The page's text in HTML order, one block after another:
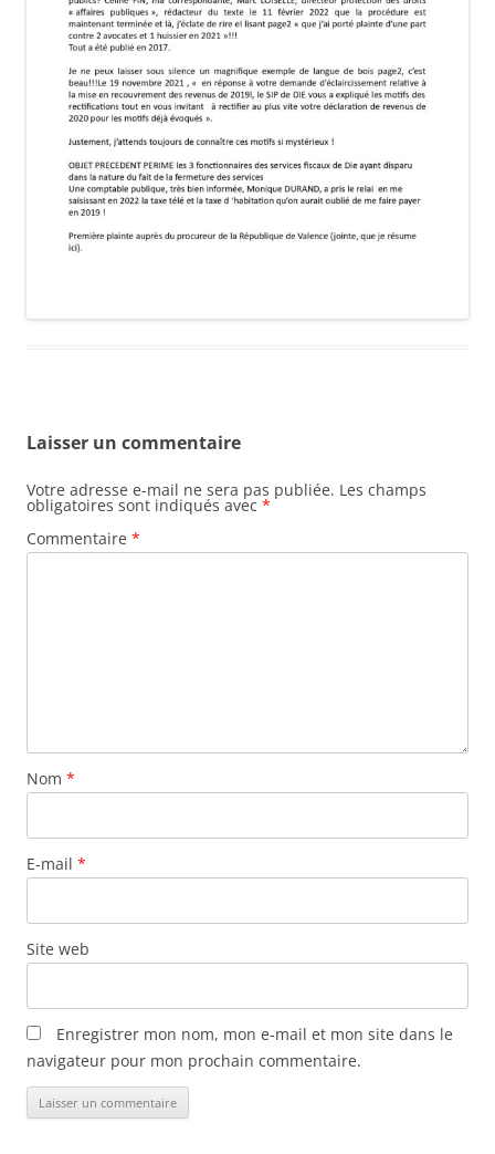
Laisser un commentaire
Votre adresse e-mail ne sera pas publiée. Les champs
obligatoires sont indiqués avec *
Commentaire *
Nom *
E-mail *
Site web
Enregistrer mon nom, mon e-mail et mon site dans le
navigateur pour mon prochain commentaire.